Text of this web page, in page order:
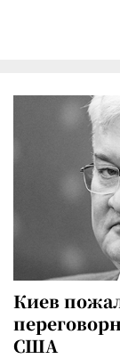
Киев
США